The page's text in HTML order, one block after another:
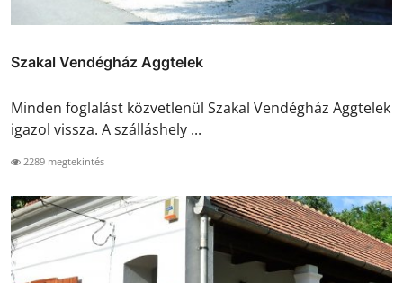
Szakal Vendégház Aggtelek
Minden foglalást közvetlenül Szakal Vendégház Aggtelek
igazol vissza. A szálláshely ...
2289 megtekintés